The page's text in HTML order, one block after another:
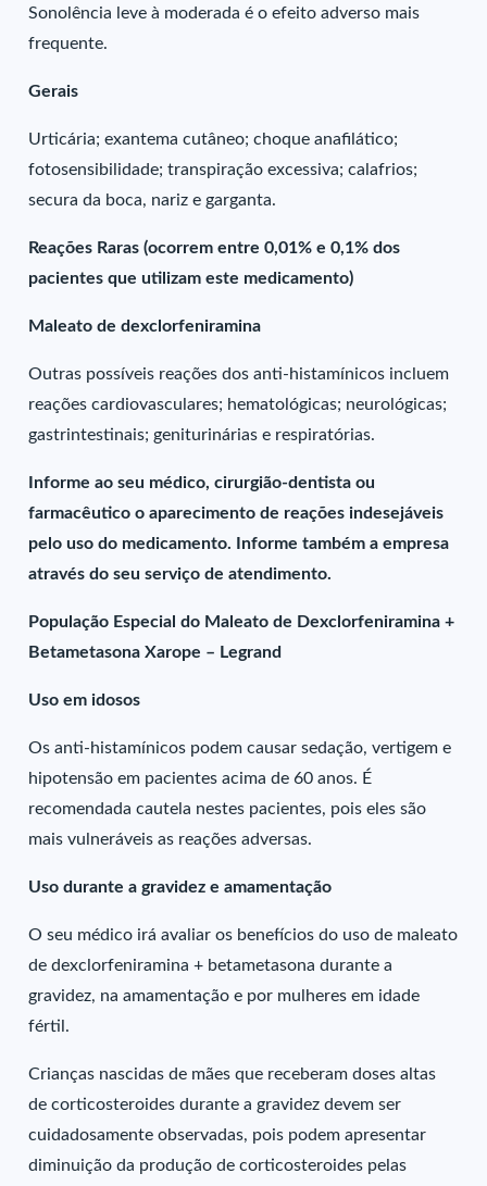
Sonolência leve à moderada é o efeito adverso mais
frequente.
Gerais
Urticária; exantema cutâneo; choque anafilático;
fotosensibilidade; transpiração excessiva; calafrios;
secura da boca, nariz e garganta.
Reações Raras (ocorrem entre 0,01% e 0,1% dos
pacientes que utilizam este medicamento)
Maleato de dexclorfeniramina
Outras possíveis reações dos anti-histamínicos incluem
reações cardiovasculares; hematológicas; neurológicas;
gastrintestinais; geniturinárias e respiratórias.
Informe ao seu médico, cirurgião-dentista ou
farmacêutico o aparecimento de reações indesejáveis
pelo uso do medicamento. Informe também a empresa
através do seu serviço de atendimento.
População Especial do Maleato de Dexclorfeniramina +
Betametasona Xarope – Legrand
Uso em idosos
Os anti-histamínicos podem causar sedação, vertigem e
hipotensão em pacientes acima de 60 anos. É
recomendada cautela nestes pacientes, pois eles são
mais vulneráveis as reações adversas.
Uso durante a gravidez e amamentação
O seu médico irá avaliar os benefícios do uso de maleato
de dexclorfeniramina + betametasona durante a
gravidez, na amamentação e por mulheres em idade
fértil.
Crianças nascidas de mães que receberam doses altas
de corticosteroides durante a gravidez devem ser
cuidadosamente observadas, pois podem apresentar
diminuição da produção de corticosteroides pelas